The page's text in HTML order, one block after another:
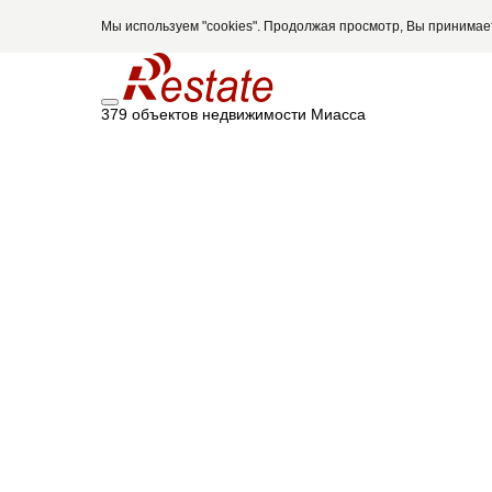
Мы используем "cookies". Продолжая просмотр, Вы
379 объектов недвижимости Миасса